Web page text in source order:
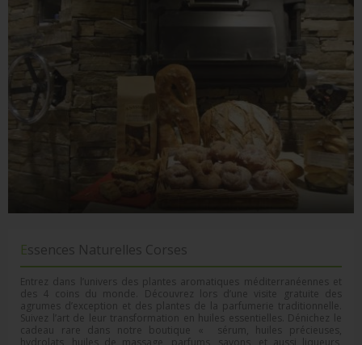
Essences Naturelles Corses
Entrez dans l’univers des plantes aromatiques méditerranéennes et
des 4 coins du monde. Découvrez lors d’une visite gratuite des
agrumes d’exception et des plantes de la parfumerie traditionnelle.
Suivez l’art de leur transformation en huiles essentielles. Dénichez le
cadeau rare dans notre boutique « sérum, huiles précieuses,